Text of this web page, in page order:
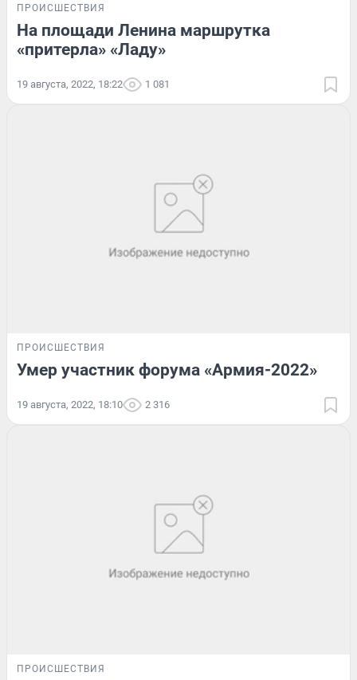
ПРОИСШЕСТВИЯ
На площади Ленина маршрутка
«притерла» «Ладу»
19 августа, 2022, 18:22 1 081
ПРОИСШЕСТВИЯ
Умер участник форума «Армия-2022»
19 августа, 2022, 18:10 2 316
ПРОИСШЕСТВИЯ